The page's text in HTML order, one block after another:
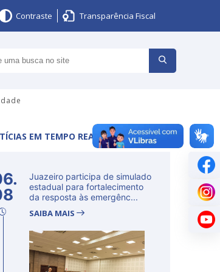
Contraste Transparência Fiscal
EM TEMPO REAL
Juazeiro participa de simulado
estadual para fortalecimento
da resposta às emergênc...
SAIBA MAIS